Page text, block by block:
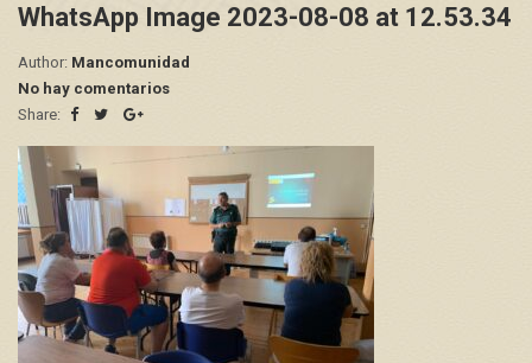
WhatsApp Image 2023-08-08 at 12.53.34
Author: Mancomunidad
No hay comentarios
Share: